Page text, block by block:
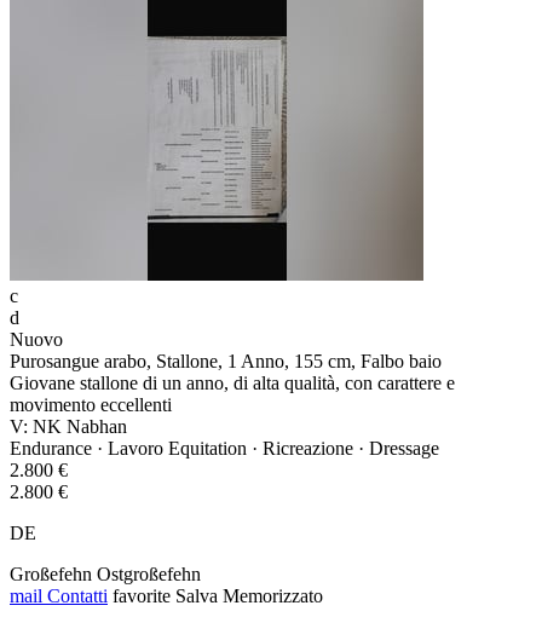
c
d
Nuovo
Purosangue arabo, Stallone, 1 Anno, 155 cm, Falbo baio
Giovane stallone di un anno, di alta qualità, con carattere e
movimento eccellenti
V: NK Nabhan
Endurance · Lavoro Equitation · Ricreazione · Dressage
2.800 €
2.800 €
DE
Großefehn Ostgroßefehn
mail Contatti favorite Salva Memorizzato